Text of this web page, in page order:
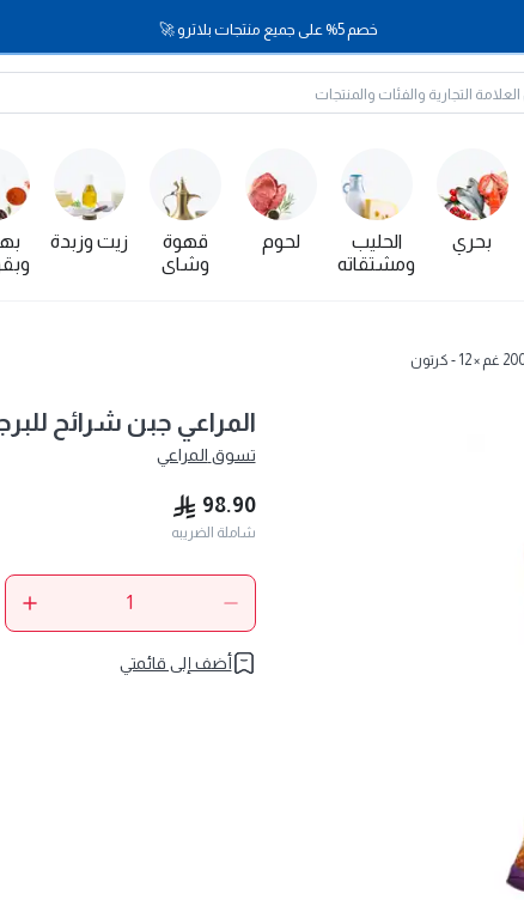
خصم 5% على جميع منتجات بلاترو 🚀
بحري
الحليب
ومشتقاته
لحوم
قهوة
وشاي
زيت وزبدة
المراعي جبن شرائح للبرجر 200 غم × 12 -
تسوق المراعي
98.90
شاملة الضريبه
أضف إلى قائمتي